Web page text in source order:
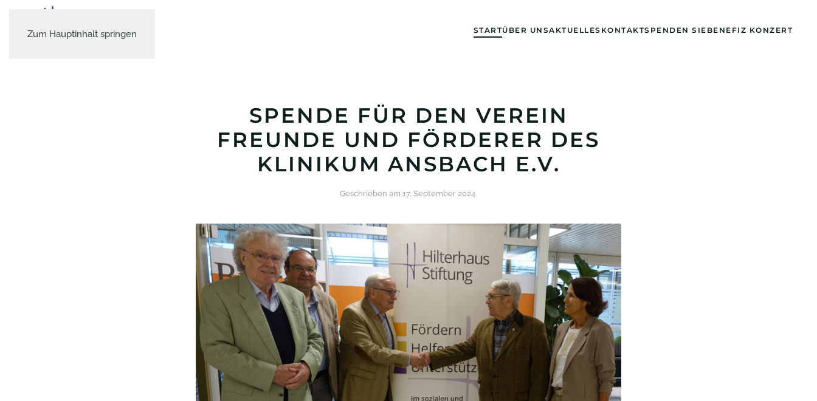
Zum Hauptinhalt springen STARTÜBER UNSAKTUELLES KONTAKTSPENDEN SIE BENEFIZ KONZERT
SPENDE FÜR DEN VEREIN
FREUNDE UND FÖRDERER DES
KLINIKUM ANSBACH E.V.
Geschrieben am 17. September 2024.